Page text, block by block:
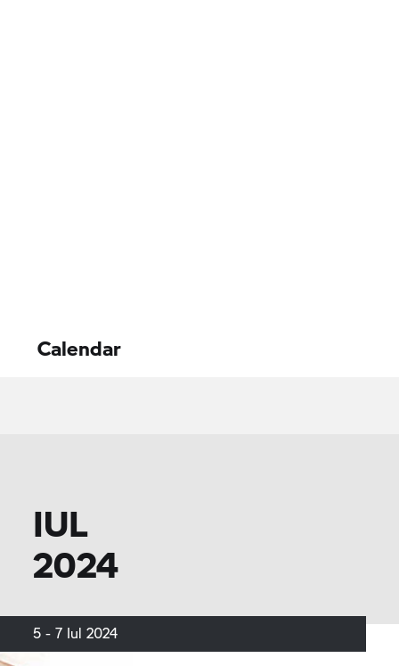
Calendar
IUL
2024
5 - 7 Iul 2024